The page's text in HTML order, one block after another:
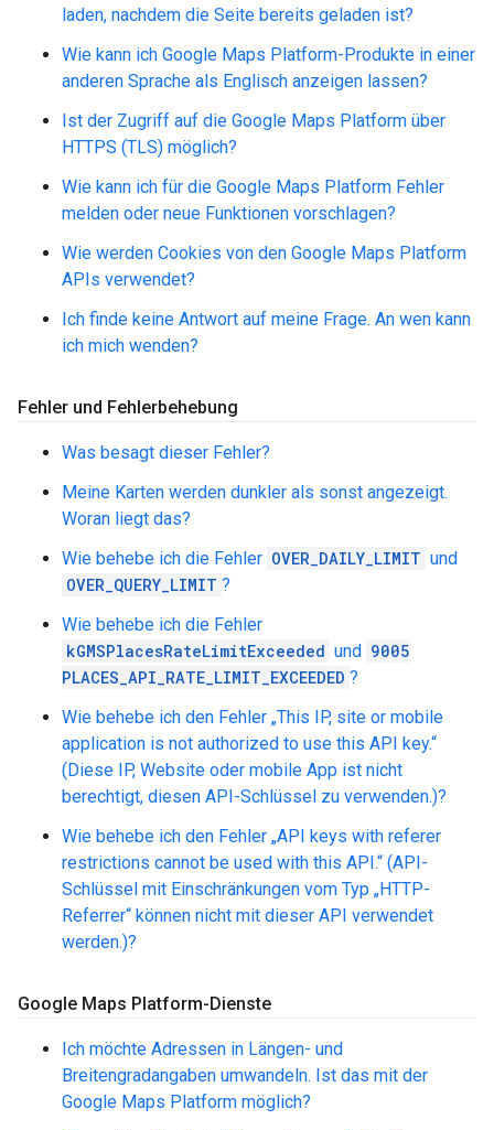
laden, nachdem die Seite bereits geladen ist?
Wie kann ich Google Maps Platform-Produkte in einer
anderen Sprache als Englisch anzeigen lassen?
Ist der Zugriff auf die Google Maps Platform über
HTTPS (TLS) möglich?
Wie kann ich für die Google Maps Platform Fehler
melden oder neue Funktionen vorschlagen?
Wie werden Cookies von den Google Maps Platform
APIs verwendet?
Ich finde keine Antwort auf meine Frage. An wen kann
ich mich wenden?
Fehler und Fehlerbehebung
Was besagt dieser Fehler?
Meine Karten werden dunkler als sonst angezeigt.
Woran liegt das?
Wie behebe ich die Fehler OVER_DAILY_LIMIT und
OVER_QUERY_LIMIT ?
Wie behebe ich die Fehler
kGMSPlacesRateLimitExceeded und 9005
PLACES_API_RATE_LIMIT_EXCEEDED ?
Wie behebe ich den Fehler „This IP, site or mobile
application is not authorized to use this API key.“
(Diese IP, Website oder mobile App ist nicht
berechtigt, diesen API-Schlüssel zu verwenden.)?
Wie behebe ich den Fehler „API keys with referer
restrictions cannot be used with this API.“ (API-
Schlüssel mit Einschränkungen vom Typ „HTTP-
Referrer“ können nicht mit dieser API verwendet
werden.)?
Google Maps Platform-Dienste
Ich möchte Adressen in Längen- und
Breitengradangaben umwandeln. Ist das mit der
Google Maps Platform möglich?